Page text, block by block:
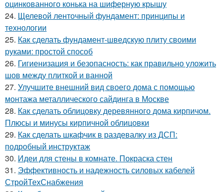
оцинкованного конька на шиферную крышу
24. Щелевой ленточный фундамент: принципы и
технологии
25. Как сделать фундамент-шведскую плиту своими
руками: простой способ
26. Гигиенизация и безопасность: как правильно уложить
шов между плиткой и ванной
27. Улучшите внешний вид своего дома с помощью
монтажа металлического сайдинга в Москве
28. Как сделать облицовку деревянного дома кирпичом.
Плюсы и минусы кирпичной облицовки
29. Как сделать шкафчик в раздевалку из ДСП:
подробный инструктаж
30. Идеи для стены в комнате. Покраска стен
31. Эффективность и надежность силовых кабелей
СтройТехСнабжения